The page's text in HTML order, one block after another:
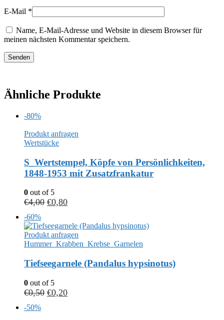
E-Mail *
Name, E-Mail-Adresse und Website in diesem Browser für
meinen nächsten Kommentar speichern.
Ähnliche Produkte
-80%
Produkt anfragen
Wertstücke
S_Wertstempel, Köpfe von Persönlichkeiten,
1848-1953 mit Zusatzfrankatur
0 out of 5
€4,00 €0,80
-60%
Produkt anfragen
Hummer_Krabben_Krebse_Garnelen
Tiefseegarnele (Pandalus hypsinotus)
0 out of 5
€0,50 €0,20
-50%